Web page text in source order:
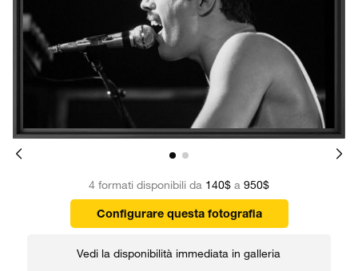
4 formati disponibili da 140$ a 950$
Configurare questa fotografia
Vedi la disponibilità immediata in galleria